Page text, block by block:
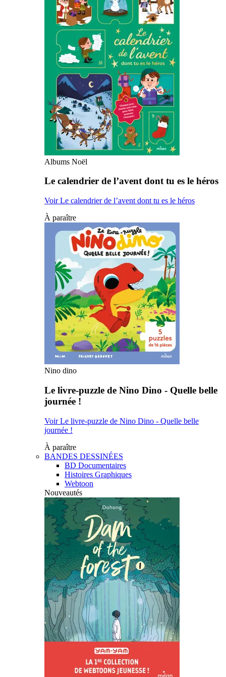
Albums Noël
Le calendrier de l’avent dont tu es le héros
Voir Le calendrier de l’avent dont tu es le héros
À paraître
Nino dino
Le livre-puzzle de Nino Dino - Quelle belle
journée !
Voir Le livre-puzzle de Nino Dino - Quelle belle
journée !
À paraître
BANDES DESSINÉES
BD Documentaires
Histoires Graphiques
Webtoon
Nouveautés